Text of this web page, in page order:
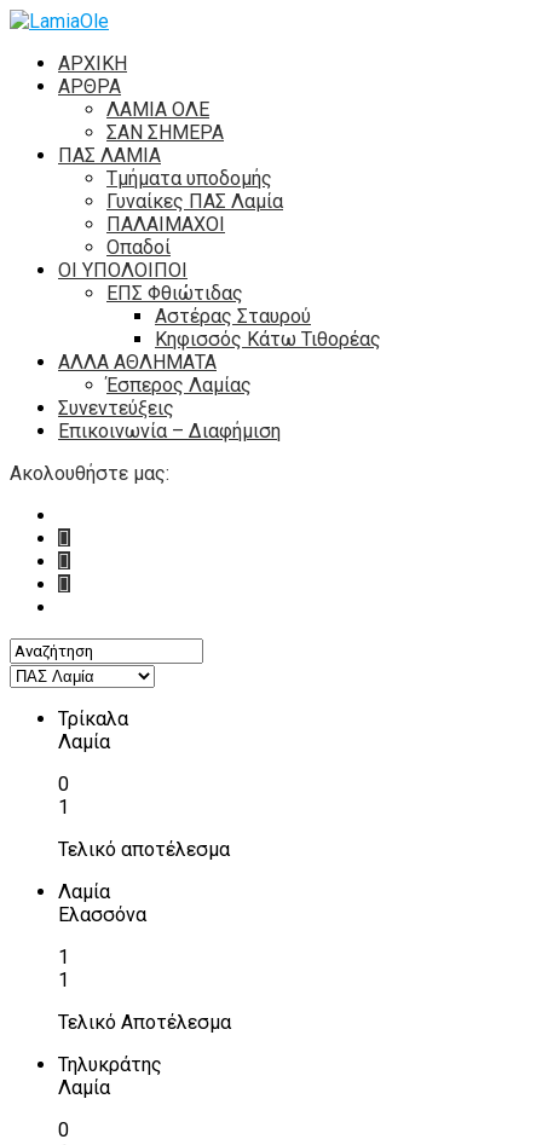
ΑΡΧΙΚΗ
ΑΡΘΡΑ
ΛΑΜΙΑ ΟΛΕ
ΣΑΝ ΣΗΜΕΡΑ
ΠΑΣ ΛΑΜΙΑ
Τμήματα υποδομής
Γυναίκες ΠΑΣ Λαμία
ΠΑΛΑΙΜΑΧΟΙ
Οπαδοί
ΟΙ ΥΠΟΛΟΙΠΟΙ
ΕΠΣ Φθιώτιδας
Αστέρας Σταυρού
Κηφισσός Κάτω Τιθορέας
ΑΛΛΑ ΑΘΛΗΜΑΤΑ
Έσπερος Λαμίας
Συνεντεύξεις
Επικοινωνία – Διαφήμιση
Ακολουθήστε μας:
Τρίκαλα
Λαμία
0
1
Τελικό αποτέλεσμα
Λαμία
Ελασσόνα
1
1
Τελικό Αποτέλεσμα
Τηλυκράτης
Λαμία
0